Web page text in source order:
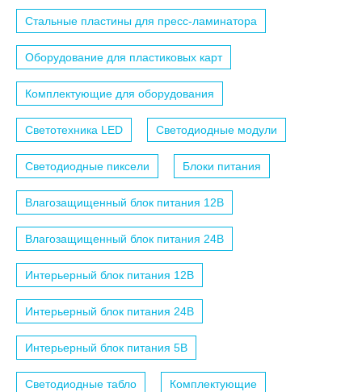
Стальные пластины для пресс-ламинатора
Оборудование для пластиковых карт
Комплектующие для оборудования
Светотехника LED Светодиодные модули
Светодиодные пиксели Блоки питания
Влагозащищенный блок питания 12B
Влагозащищенный блок питания 24B
Интерьерный блок питания 12B
Интерьерный блок питания 24B
Интерьерный блок питания 5B
Светодиодные табло Комплектующие